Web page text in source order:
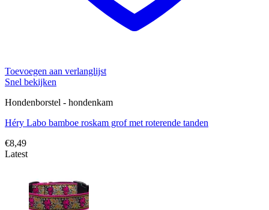
Toevoegen aan verlanglijst
Snel bekijken
Hondenborstel - hondenkam
Héry Labo bamboe roskam grof met roterende tanden
€8,49
Latest